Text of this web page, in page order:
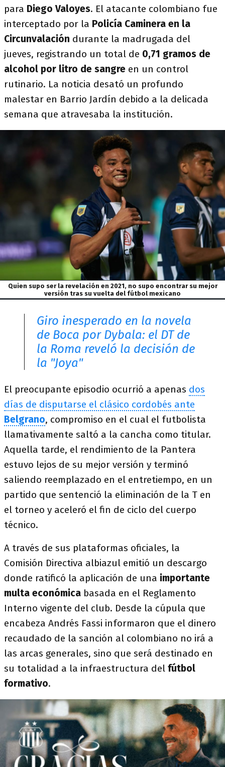
para Diego Valoyes. El atacante colombiano fue
interceptado por la Policía Caminera en la
Circunvalación durante la madrugada del
jueves, registrando un total de 0,71 gramos de
alcohol por litro de sangre en un control
rutinario. La noticia desató un profundo
malestar en Barrio Jardín debido a la delicada
semana que atravesaba la institución.
Quien supo ser la revelación en 2021, no supo encontrar su mejor
versión tras su vuelta del fútbol mexicano
Giro inesperado en la novela
de Boca por Dybala: el DT de
la Roma reveló la decisión de
la "Joya"
El preocupante episodio ocurrió a apenas dos
días de disputarse el clásico cordobés ante
Belgrano, compromiso en el cual el futbolista
llamativamente saltó a la cancha como titular.
Aquella tarde, el rendimiento de la Pantera
estuvo lejos de su mejor versión y terminó
saliendo reemplazado en el entretiempo, en un
partido que sentenció la eliminación de la T en
el torneo y aceleró el fin de ciclo del cuerpo
técnico.
A través de sus plataformas oficiales, la
Comisión Directiva albiazul emitió un descargo
donde ratificó la aplicación de una importante
multa económica basada en el Reglamento
Interno vigente del club. Desde la cúpula que
encabeza Andrés Fassi informaron que el dinero
recaudado de la sanción al colombiano no irá a
las arcas generales, sino que será destinado en
su totalidad a la infraestructura del fútbol
formativo.